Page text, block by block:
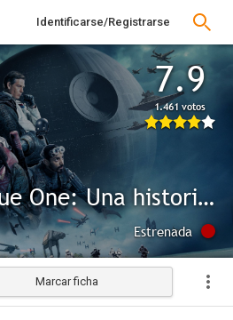
Identificarse/Registrarse
7.9
1.461 votos
Rogue One: Una historia de Star Wars
Estrenada
Marcar ficha